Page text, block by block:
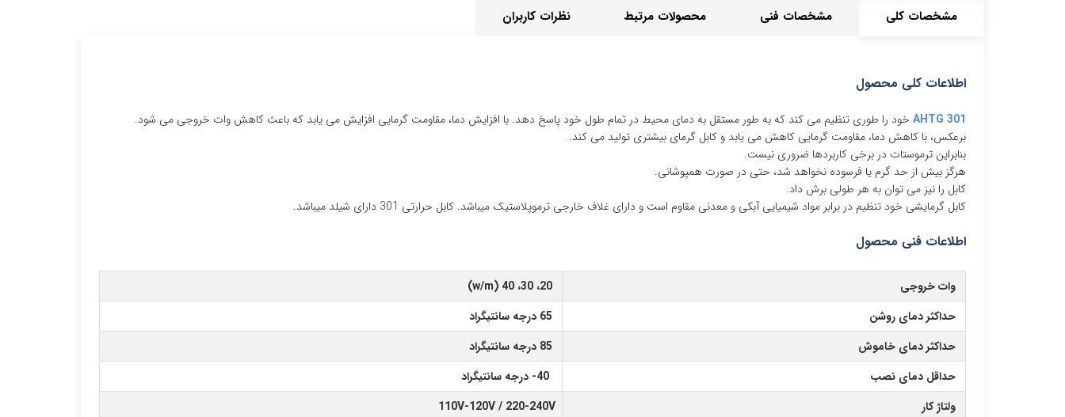
مشخصات کلی مشخصات فنی محصولات مرتبط نظرات کاربران
اطلاعات کلی محصول
AHTG 301 خود را طوری تنظیم می کند که به طور مستقل به دمای محیط در تمام طول خود پاسخ دهد. با افزایش دما، مقاومت گرمایی افزایش می یابد که باعث کاهش وات خروجی می شود.
برعکس، با کاهش دما، مقاومت گرمایی کاهش می یابد و کابل گرمای بیشتری تولید می کند.
بنابراین ترموستات در برخی کاربردها ضروری نیست.
هرگز بیش از حد گرم یا فرسوده نخواهد شد، حتی در صورت همپوشانی.
کابل را نیز می توان به هر طولی برش داد.
کابل گرمایشی خود تنظیم در برابر مواد شیمیایی آبکی و معدنی مقاوم است و دارای غلاف خارجی ترموپلاستیک میباشد. کابل حرارتی 301 دارای شیلد میباشد.
اطلاعات فنی محصول
وات خروجی
20، 30، 40 (w/m)
حداکثر دمای روشن
65 درجه سانتیگراد
حداکثر دمای خاموش
حداقل دمای نصب
40- درجه سانتیگراد
ولتاژ کار
110V-120V / 220-240V